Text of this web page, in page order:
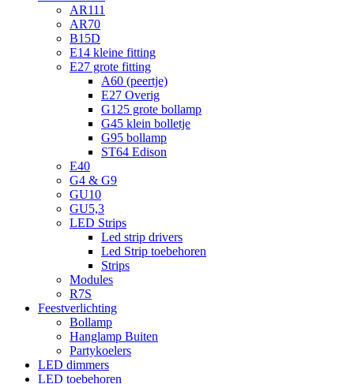
AR111
AR70
B15D
E14 kleine fitting
E27 grote fitting
A60 (peertje)
E27 Overig
G125 grote bollamp
G45 klein bolletje
G95 bollamp
ST64 Edison
E40
G4 & G9
GU10
GU5,3
LED Strips
Led strip drivers
Led Strip toebehoren
Strips
Modules
R7S
Feestverlichting
Bollamp
Hanglamp Buiten
Partykoelers
LED dimmers
LED toebehoren